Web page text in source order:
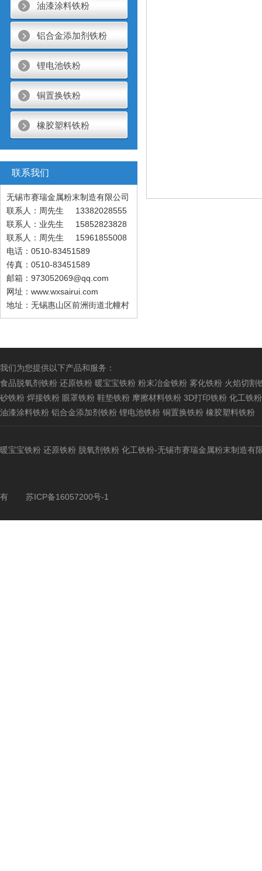
油漆涂料铁粉
铝合金添加剂铁粉
锂电池铁粉
铜置换铁粉
橡胶塑料铁粉
联系我们
无锡市赛瑞金属粉末制造有限公司
联系人：周先生 13382028555
联系人：业先生 15852823828
联系人：周先生 15961855008
电话：0510-83451589
传真：0510-83451589
邮箱：973052069@qq.com
网址：www.wxsairui.com
地址：无锡惠山区前洲街道北幢村
我们为您提供以下产品和服务：
食品脱氧剂铁粉 还原铁粉 暖宝宝铁粉 粉末冶金铁粉 雾化铁粉 火焰切割
砂铁粉 焊接铁粉 眼罩铁粉 鞋垫铁粉 摩擦材料铁粉 3D打印铁粉 化工铁粉
油漆涂料铁粉 铝合金添加剂铁粉 锂电池铁粉 铜置换铁粉 橡胶塑料铁粉
暖宝宝铁粉 还原铁粉 脱氧剂铁粉 化工铁粉-无锡市赛瑞金属粉末制造有
有 苏ICP备16057200号-1